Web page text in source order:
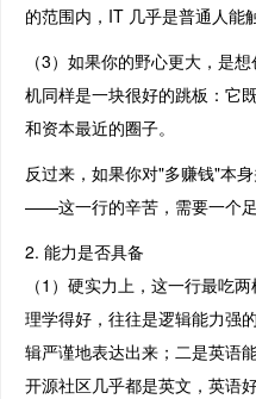
的范围内，IT 几乎是普通人能
（3）如果你的野心更大，是
机同样是一块很好的跳板：它
和资本最近的圈子。
反过来，如果你对"多赚钱"本
——这一行的辛苦，需要一个足
2. 能力是否具备
（1）硬实力上，这一行最吃
理学得好，往往是逻辑能力强
辑严谨地表达出来；二是英语
开源社区几乎都是英文，英语